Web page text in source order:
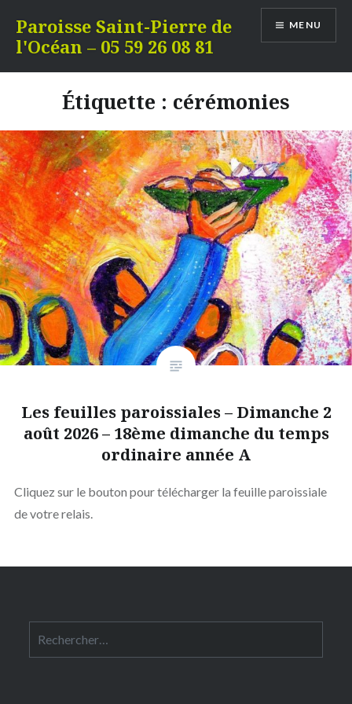
contenu
Paroisse Saint-Pierre de
l'Océan – 05 59 26 08 81
MENU
Étiquette : cérémonies
Les feuilles paroissiales – Dimanche 2
août 2026 – 18ème dimanche du temps
ordinaire année A
Cliquez sur le bouton pour télécharger la feuille paroissiale
de votre relais.